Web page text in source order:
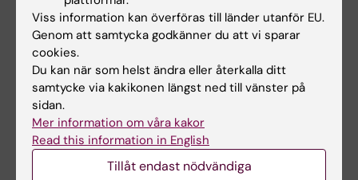
Relaterat
KI:s krisorganisation och krisledning
Traumaexpert Björn Tingberg ger råd om stöd till
traumatiserade barn
Om något händer
Viss information kan överföras till länder utanför EU.
Genom att samtycka godkänner du att vi sparar
cookies.
Du kan när som helst ändra eller återkalla ditt
samtycke via kakikonen längst ned till vänster på
sidan.
Mer information om våra kakor
Read this information in English
Tillåt endast nödvändiga